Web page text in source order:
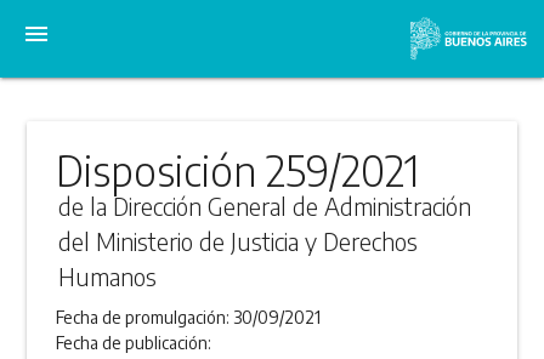
menu
Disposición 259/2021
de la Dirección General de Administración
del Ministerio de Justicia y Derechos
Humanos
Fecha de promulgación: 30/09/2021
Fecha de publicación: